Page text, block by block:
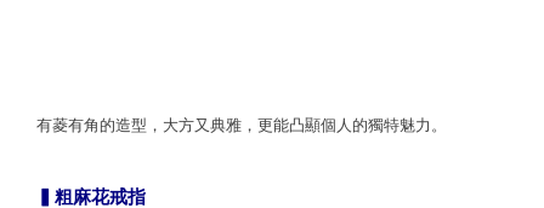
有菱有角的造型，大方又典雅，更能凸顯個人的獨特魅力。
▍粗麻花戒指